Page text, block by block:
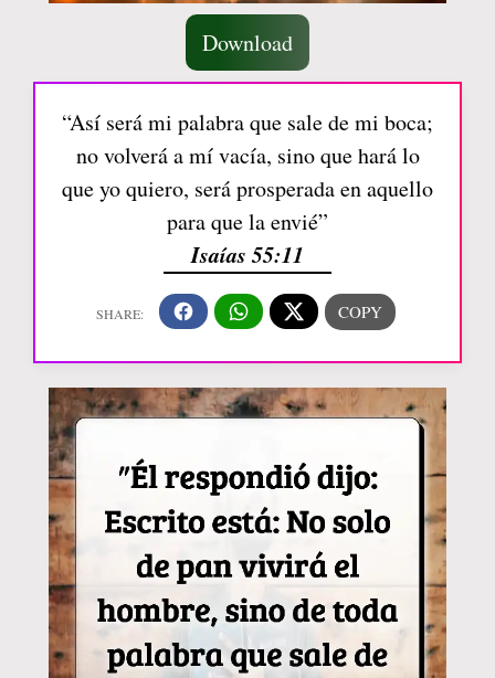
Download
“Así será mi palabra que sale de mi boca;
no volverá a mí vacía, sino que hará lo
que yo quiero, será prosperada en aquello
para que la envié”
Isaías 55:11